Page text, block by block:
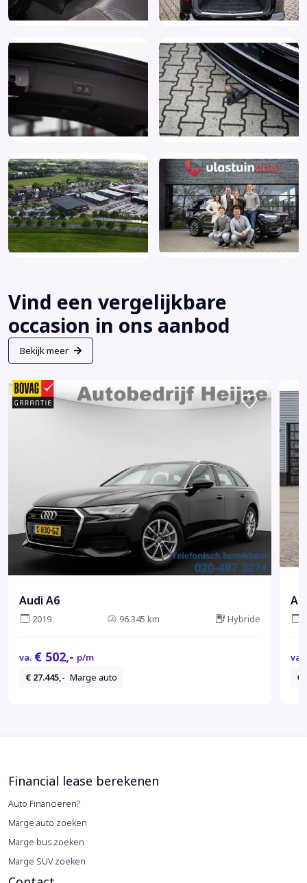
Vind een vergelijkbare
occasion in ons aanbod
Bekijk meer
Audi A6
2019 96.345 km Hybride
va. € 502,- p/m
€ 27.445,- Marge auto
va.
€
Financial lease berekenen
Auto Financieren?
Marge auto zoeken
Marge bus zoeken
Marge SUV zoeken